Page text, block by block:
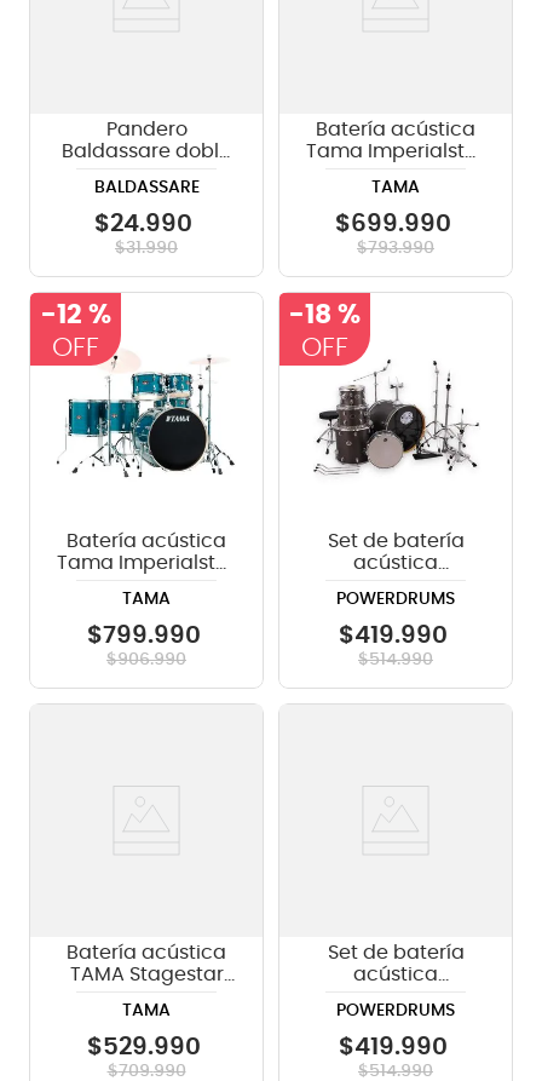
Pandero
Baldassare doble
BALDASSARE
$24.990
$31.990
Batería acústica
Tama Imperialstar
Hairline Blue
TAMA
$699.990
$793.990
-12 %
Batería acústica
Tama Imperialstar
Blue
TAMA
$799.990
$906.990
-18 %
Set de batería
acústica
BKM con platillos
Guzel
POWERDRUMS
$419.990
$514.990
Batería acústica
TAMA Stagestar
BNS
TAMA
$529.990
$709.990
Set de batería
acústica
DLM con platillos
Guzel
POWERDRUMS
$419.990
$514.990